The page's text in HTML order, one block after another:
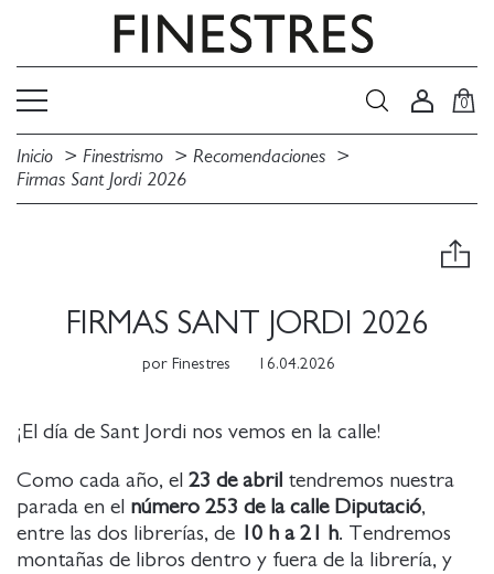
0
Inicio Finestrismo
Recomendaciones
Firmas Sant Jordi 2026
FIRMAS SANT JORDI 2026
por Finestres 16.04.2026
¡El día de Sant Jordi nos vemos en la calle!
Como cada año, el 23 de abril tendremos nuestra
parada en el número 253 de la calle Diputació,
entre las dos librerías, de
10 h a 21 h. Tendremos
montañas de libros dentro y fuera de la librería, y